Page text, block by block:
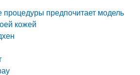
процедуры предпочитает модель
кожей